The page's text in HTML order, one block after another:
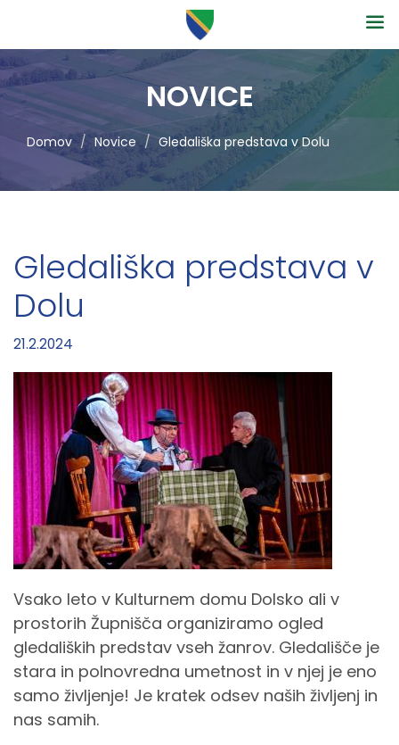
NOVICE
Domov Novice Gledališka predstava v Dolu
Gledališka predstava v
Dolu
21.2.2024
Vsako leto v Kulturnem domu Dolsko ali v
prostorih Župnišča organiziramo ogled
gledaliških predstav vseh žanrov. Gledališče je
stara in polnovredna umetnost in v njej je eno
samo življenje! Je kratek odsev naših življenj in
nas samih.